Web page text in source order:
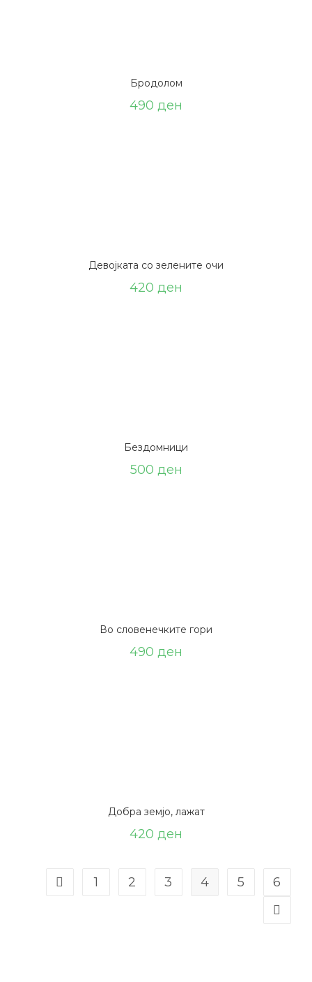
Бродолом
490 ден
Девојката со зелените очи
420 ден
Бездомници
500 ден
Во словенечките гори
490 ден
Добра земјо, лажат
420 ден
1 2 3 4 5 6